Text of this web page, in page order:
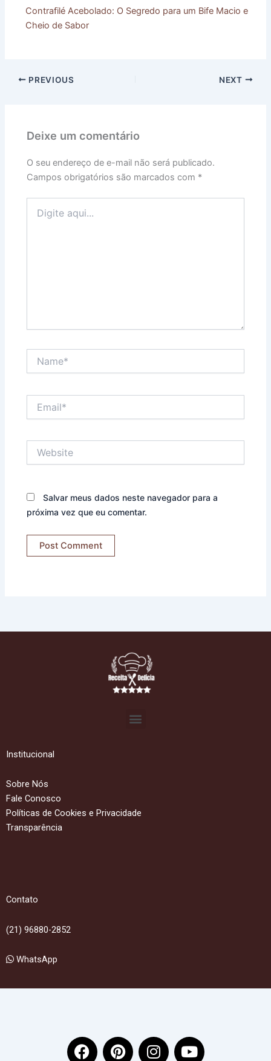
Contrafilé Acebolado: O Segredo para um Bife Macio e
Cheio de Sabor
PREVIOUS NEXT
Deixe um comentário
O seu endereço de e-mail não será publicado.
Campos obrigatórios são marcados com *
aqui...
Salvar meus dados neste navegador para a
próxima vez que eu comentar.
Menu
Institucional
Sobre Nós
Fale Conosco
Políticas de Cookies e Privacidade
Transparência
Contato
(21) 96880-2852
WhatsApp
F
P
I
Y